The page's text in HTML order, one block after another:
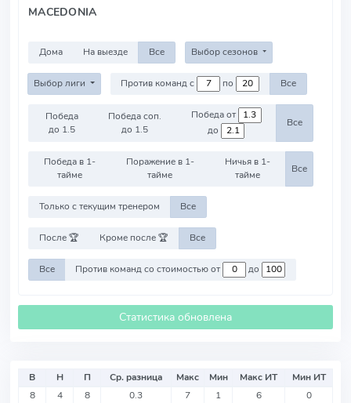
MACEDONIA
Дома На выезде Все Выбор сезонов
Выбор лиги Против команд с по Все
Победа
до 1.5
Победа соп.
до 1.5
Победа от
до
Все
Победа в 1-
тайме
Поражение в 1-
тайме
Ничья в 1-
тайме
Все
Только с текущим тренером Все
После 🏆 Кроме после 🏆 Все
Все Против команд со стоимостью от до
Статистика обновлена
В Н П Ср. разница Макс Мин Макс ИТ
Мин ИТ
8
4 8 0.3 7 1 6 0